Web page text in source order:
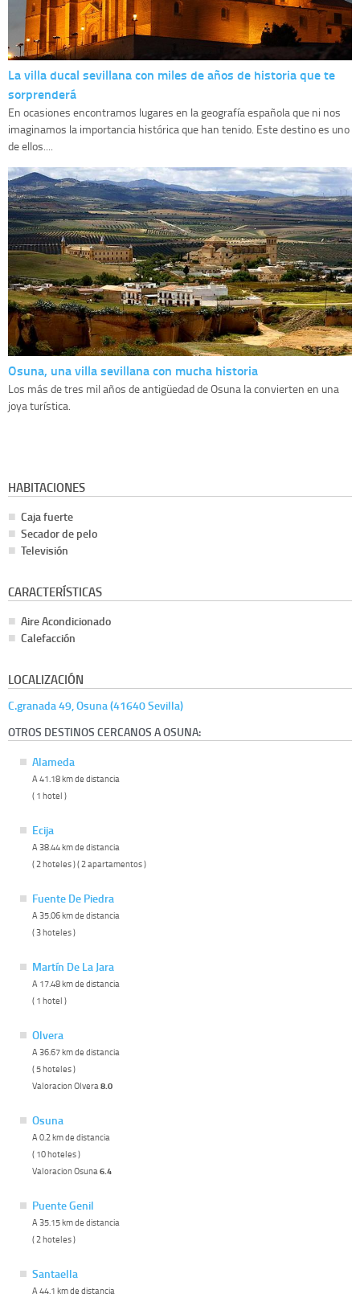
La villa ducal sevillana con miles de años de historia que te
sorprenderá
En ocasiones encontramos lugares en la geografía española que ni nos
imaginamos la importancia histórica que han tenido. Este destino es uno
de ellos....
Osuna, una villa sevillana con mucha historia
Los más de tres mil años de antigüedad de Osuna la convierten en una
joya turística.
HABITACIONES
Caja fuerte
Secador de pelo
Televisión
CARACTERÍSTICAS
Aire Acondicionado
Calefacción
LOCALIZACIÓN
C.granada 49, Osuna (41640 Sevilla)
OTROS DESTINOS CERCANOS A OSUNA:
Alameda
A 41.18 km de distancia
( 1 hotel )
Ecija
A 38.44 km de distancia
( 2 hoteles ) ( 2 apartamentos )
Fuente De Piedra
A 35.06 km de distancia
( 3 hoteles )
Martín De La Jara
A 17.48 km de distancia
( 1 hotel )
Olvera
A 36.67 km de distancia
( 5 hoteles )
Valoracion Olvera 8.0
Osuna
A 0.2 km de distancia
( 10 hoteles )
Valoracion Osuna 6.4
Puente Genil
A 35.15 km de distancia
( 2 hoteles )
Santaella
A 44.1 km de distancia